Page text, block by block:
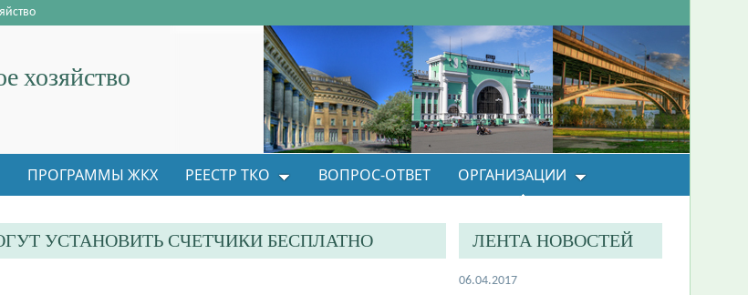
хозяйство
ПРОГРАММЫ ЖКХ РЕЕСТР ТКО ВОПРОС-ОТВЕТ ОРГАНИЗАЦИИ
УСТАНОВИТЬ СЧЕТЧИКИ БЕСПЛАТНО
ЛЕНТА НОВОСТЕЙ
06.04.2017